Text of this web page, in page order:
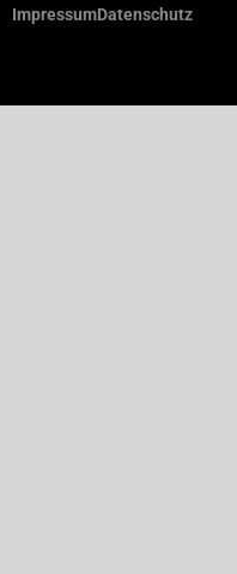
ImpressumDatenschutz